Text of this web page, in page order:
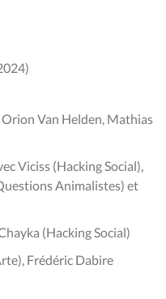
Orion Van Helden, Mathias
Viciss (Hacking Social),
Animalistes) et
(Hacking Social)
Frédéric Dabire